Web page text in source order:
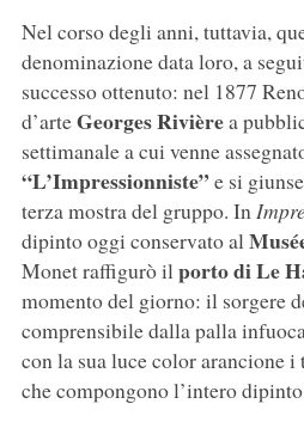
Nel corso degli anni, tuttavia,
denominazione data loro, a
successo ottenuto: nel 1877
d’arteGeorges Rivièrea
settimanale a cui venne
“L’Impressionniste”e si
terza mostra del gruppo. In
dipinto oggi conservato al
Monet raffigurò ilporto di Le
momento del giorno: il sorgere
comprensibile dalla palla
con la sua luce color arancione
che compongono l’intero